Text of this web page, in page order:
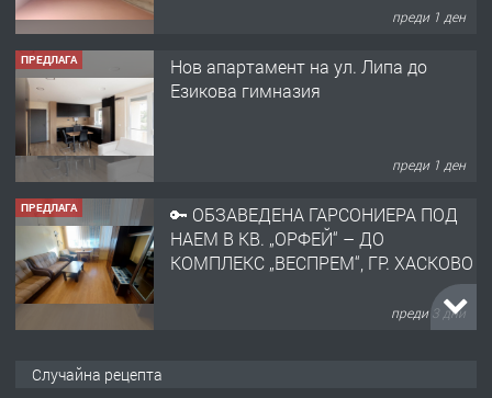
преди 1 ден
ПРЕДЛАГА
Нов апартамент на ул. Липа до
Езикова гимназия
преди 1 ден
ПРЕДЛАГА
🔑 ОБЗАВЕДЕНА ГАРСОНИЕРА ПОД
НАЕМ В КВ. „ОРФЕЙ“ – ДО
КОМПЛЕКС „ВЕСПРЕМ“, ГР. ХАСКОВО
преди 3 дни
Случайна рецепта